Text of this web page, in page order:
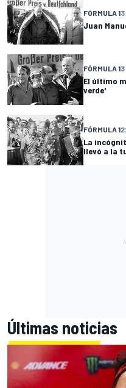
FÓRMULA 13
Juan
FÓRMULA 13
El último
verde'
FÓRMULA 1
La
llevó a la
Últimas noticias